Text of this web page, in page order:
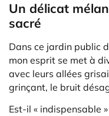
Un délicat
sacré
Dans ce jardin public
mon esprit se met à
avec leurs allées
grinçant, le bruit
Est-il « indispensable